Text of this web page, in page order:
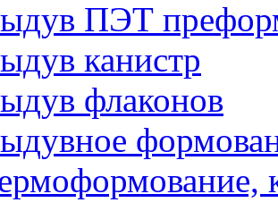
ПЭТ
канистр
флаконов